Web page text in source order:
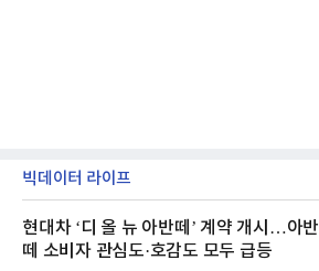
빅데이터 라이프
현대차 ‘디 올 뉴 아반떼’ 계약 개시…아반
떼 소비자 관심도·호감도 모두 급등